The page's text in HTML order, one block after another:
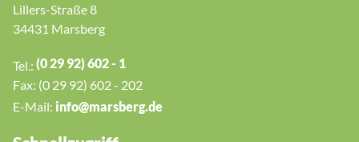
Lillers-Straße 8
34431 Marsberg
Tel.: (0 29 92) 602 - 1
Fax: (0 29 92) 602 - 202
E-Mail: nf m rsb rg d